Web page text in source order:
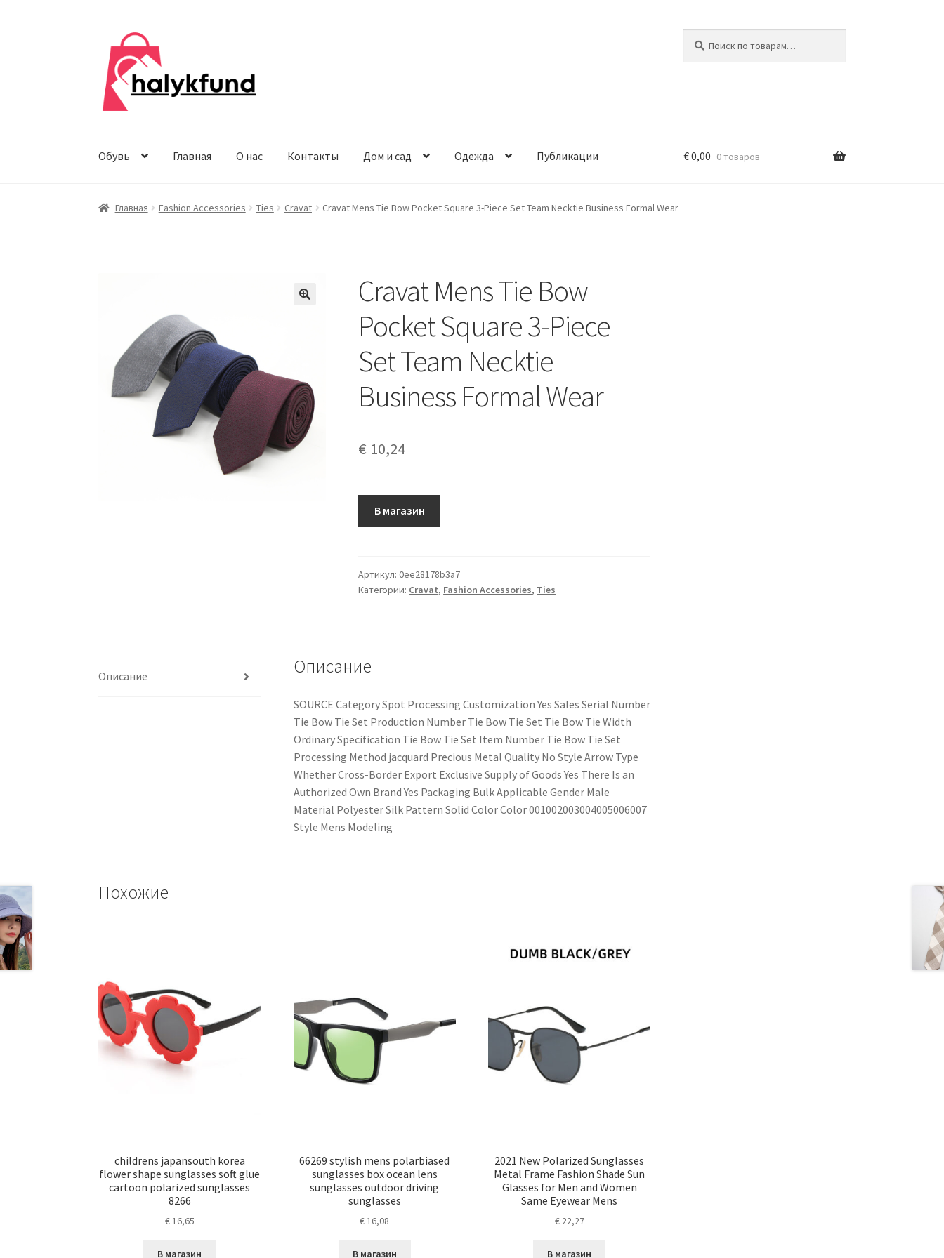
Перейти
навигации
Перейти
содержимому
Обувь Главная О нас Контакты Дом и сад Одежда Публикации €0,00 0 товаров
Главная Fashion Accessories Ties Cravat Cravat Mens Tie Bow Pocket Square 3-Piece Set Team Necktie Business Formal Wear
Cravat Mens Tie Bow
Pocket Square 3-Piece
Set Team Necktie
Business Formal Wear
€ 10,24
В магазин
Артикул:0ee28178b3a7
Категории: Cravat, Fashion Accessories, Ties
Описание Описание
SOURCE Category Spot Processing Customization Yes Sales Serial Number
Tie Bow Tie Set Production Number Tie Bow Tie Set Tie Bow Tie Width
Ordinary Specification Tie Bow Tie Set Item Number Tie Bow Tie Set
Processing Method jacquard Precious Metal Quality No Style Arrow Type
Whether Cross-Border Export Exclusive Supply of Goods Yes There Is an
Authorized Own Brand Yes Packaging Bulk Applicable Gender Male
Material Polyester Silk Pattern Solid Color Color 001002003004005006007
Style Mens Modeling
Похожие
childrens japansouth korea
flower shape sunglasses soft glue
cartoon polarized sunglasses
8266
€16,65
В магазин
66269 stylish mens polarbiased
sunglasses box ocean lens
sunglasses outdoor driving
sunglasses
€16,08
В магазин
2021 New Polarized Sunglasses
Metal Frame Fashion Shade Sun
Glasses for Men and Women
Same Eyewear Mens
€22,27
В магазин